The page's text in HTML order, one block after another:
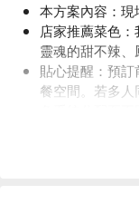
本方案內容：現
店家推薦菜色
靈魂的甜不辣
貼心提醒：預
餐空間。若多